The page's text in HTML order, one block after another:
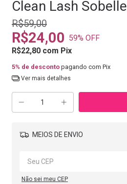
Clean Lash Sobelle
R$59,00
R$24,00 59% OFF
R$22,80 com Pix
5% de desconto pagando com Pix
Ver mais detalhes
MEIOS DE ENVIO
Não sei meu CEP